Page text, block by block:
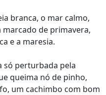
branca, o mar calmo,
de primavera,
e a maresia.
só perturbada pela
queima nó de pinho,
um cachimbo com bom